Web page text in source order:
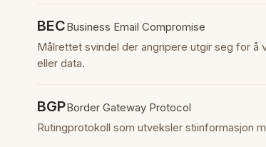
BECBusiness Email Compromise
Målrettet svindel der angripere utgir seg for
eller data.
BGPBorder Gateway Protocol
Rutingprotokoll som utveksler stiinformasjon